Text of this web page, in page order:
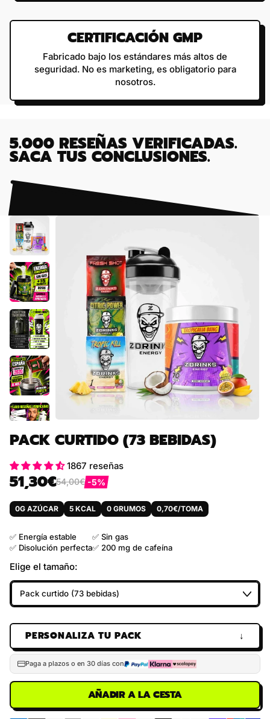
CERTIFICACIÓN GMP
Fabricado bajo los estándares más altos de
seguridad. No es marketing, es obligatorio para
nosotros.
5.000 RESEÑAS VERIFICADAS.
SACA TUS CONCLUSIONES.
PACK CURTIDO (73 BEBIDAS)
1867 reseñas
Precio habitual
51,30€Precio de venta
54,00€ -5%
0G AZÚCAR 5 KCAL 0 GRUMOS 0,70€/TOMA
✅ Energía estable
✅ Disolución perfecta
✅ Sin gas
✅ 200 mg de cafeína
Elige el tamaño:
PERSONALIZA TU PACK ↓
Paga a plazos o en 30 días con
AÑADIR A LA CESTA